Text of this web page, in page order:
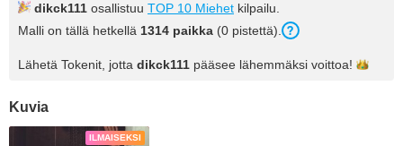
dikck111 osallistuu TOP 10 Miehet kilpailu.
Malli on tällä hetkellä 1314 paikka (0 pistettä).
Lähetä Tokenit, jotta dikck111 pääsee lähemmäksi voittoa!
Kuvia
ILMAISEKSI